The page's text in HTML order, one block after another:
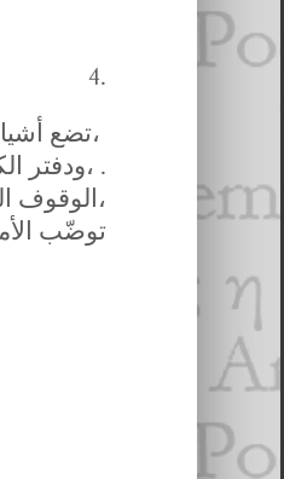
4.
تضع أشياءك في الأماكن المخصصة: الملابس، الكتب، قارورة العطر،
ودفتر الكتابة. تبادلك الأماكنُ وضع أشيائها: الغبار، الألوان، الأيام، الفراغ، .
الوقوف الطويل،عماء الوقوف، واللاجدوى. وعند خروجك من الغرفة،
توضّب